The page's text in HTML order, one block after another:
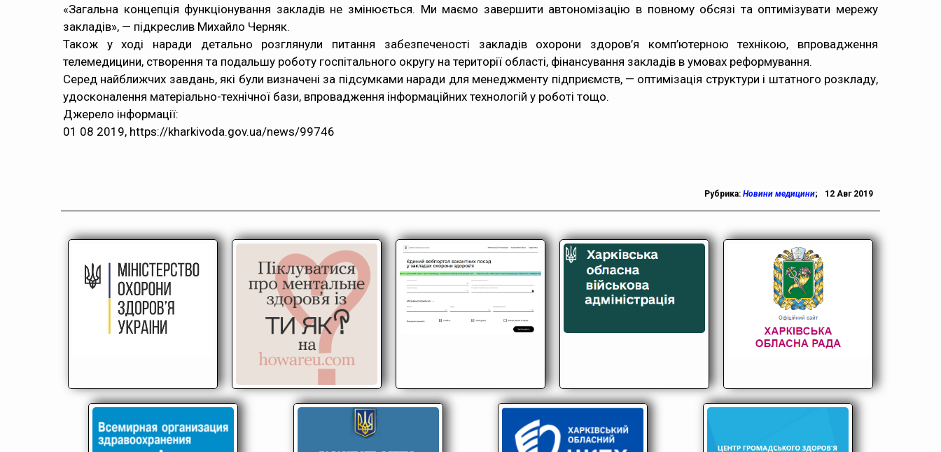
«Загальна концепція функціонування закладів не змінюється. Ми маємо завершити автономізацію в повному обсязі та оптимізувати мережу
закладів», — підкреслив Михайло Черняк.
Також у ході наради детально розглянули питання забезпеченості закладів охорони здоров’я комп’ютерною технікою, впровадження
телемедицини, створення та подальшу роботу госпітального округу на території області, фінансування закладів в умовах реформування.
Серед найближчих завдань, які були визначені за підсумками наради для менеджменту підприємств, — оптимізація структури і штатного розкладу,
удосконалення матеріально-технічної бази, впровадження інформаційних технологій у роботі тощо.
Джерело інформації:
01 08 2019, https://kharkivoda.gov.ua/news/99746
Рубрика: Новини медицини; 12 Авг 2019